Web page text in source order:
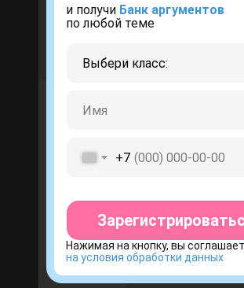
и получи Банк аргументов
по любой теме
+7
Нажимая на кнопку, вы
на условия обработки данных
СЕНТЯБРЯ
16:00
5 правил подготовки за 8 месяцев
подготовки до ЕГЭ